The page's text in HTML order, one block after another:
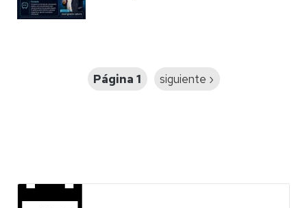
Página 1
Siguiente
siguiente ›